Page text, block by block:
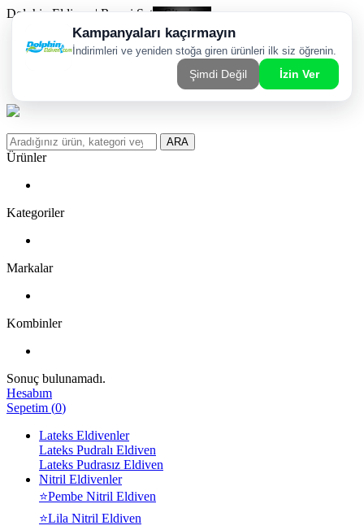
Dolphin Eldiven | Resmi Satış Sitesi
Kargom Nerede?
WhatsApp Sipariş Hattı
ARA
Ürünler
Kategoriler
Markalar
Kombinler
Sonuç bulunamadı.
Hesabım
Sepetim (0)
Lateks Eldivenler
Lateks Pudralı Eldiven
Lateks Pudrasız Eldiven
Nitril Eldivenler
⭐Pembe Nitril Eldiven
⭐Lila Nitril Eldiven